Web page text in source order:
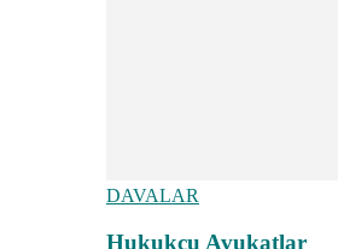
DAVALAR
Hukukçu Avukatlar